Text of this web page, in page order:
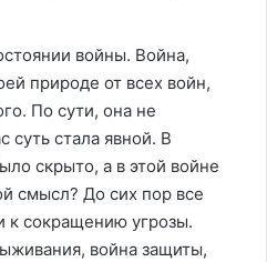
войны. Война,
природе от всех войн,
По сути, она не
суть стала явной. В
скрыто, а в этой войне
смысл? До сих пор все
к сокращению угрозы.
война защиты,